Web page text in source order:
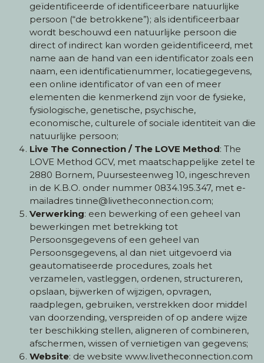
geïdentificeerde of identificeerbare natuurlijke
persoon (“de betrokkene”); als identificeerbaar
wordt beschouwd een natuurlijke persoon die
direct of indirect kan worden geïdentificeerd, met
name aan de hand van een identificator zoals een
naam, een identificatienummer, locatiegegevens,
een online identificator of van een of meer
elementen die kenmerkend zijn voor de fysieke,
fysiologische, genetische, psychische,
economische, culturele of sociale identiteit van die
natuurlijke persoon;
Live The Connection / The LOVE Method: The
LOVE Method GCV, met maatschappelijke zetel te
2880 Bornem, Puursesteenweg 10, ingeschreven
in de K.B.O. onder nummer 0834.195.347, met e-
mailadres tinne@livetheconnection.com;
Verwerking: een bewerking of een geheel van
bewerkingen met betrekking tot
Persoonsgegevens of een geheel van
Persoonsgegevens, al dan niet uitgevoerd via
geautomatiseerde procedures, zoals het
verzamelen, vastleggen, ordenen, structureren,
opslaan, bijwerken of wijzigen, opvragen,
raadplegen, gebruiken, verstrekken door middel
van doorzending, verspreiden of op andere wijze
ter beschikking stellen, aligneren of combineren,
afschermen, wissen of vernietigen van gegevens;
Website: de website www.livetheconnection.com